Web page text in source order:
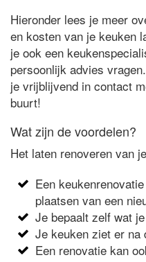
Hieronder lees je meer
en kosten van je keuken
je ook een
persoonlijk advies
je vrijblijvend in contact
buurt!
Wat zijn de voordelen?
Het laten renoveren van
Een
plaatsen van een
Je bepaalt zelf wat
Je keuken ziet er na
Een renovatie kan